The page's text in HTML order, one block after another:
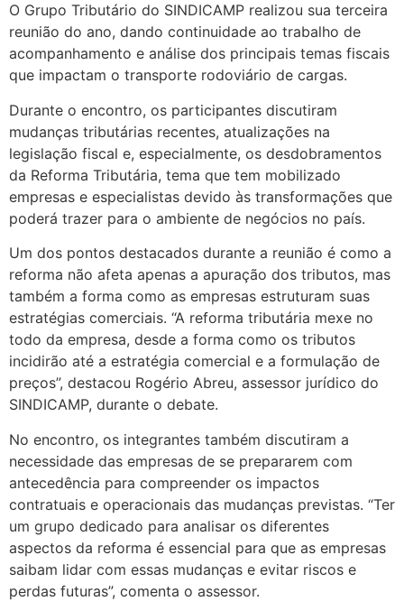
O Grupo Tributário do SINDICAMP realizou sua terceira
reunião do ano, dando continuidade ao trabalho de
acompanhamento e análise dos principais temas fiscais
que impactam o transporte rodoviário de cargas.
Durante o encontro, os participantes discutiram
mudanças tributárias recentes, atualizações na
legislação fiscal e, especialmente, os desdobramentos
da Reforma Tributária, tema que tem mobilizado
empresas e especialistas devido às transformações que
poderá trazer para o ambiente de negócios no país.
Um dos pontos destacados durante a reunião é como a
reforma não afeta apenas a apuração dos tributos, mas
também a forma como as empresas estruturam suas
estratégias comerciais. “A reforma tributária mexe no
todo da empresa, desde a forma como os tributos
incidirão até a estratégia comercial e a formulação de
preços”, destacou Rogério Abreu, assessor jurídico do
SINDICAMP, durante o debate.
No encontro, os integrantes também discutiram a
necessidade das empresas de se prepararem com
antecedência para compreender os impactos
contratuais e operacionais das mudanças previstas. “Ter
um grupo dedicado para analisar os diferentes
aspectos da reforma é essencial para que as empresas
saibam lidar com essas mudanças e evitar riscos e
perdas futuras”, comenta o assessor.